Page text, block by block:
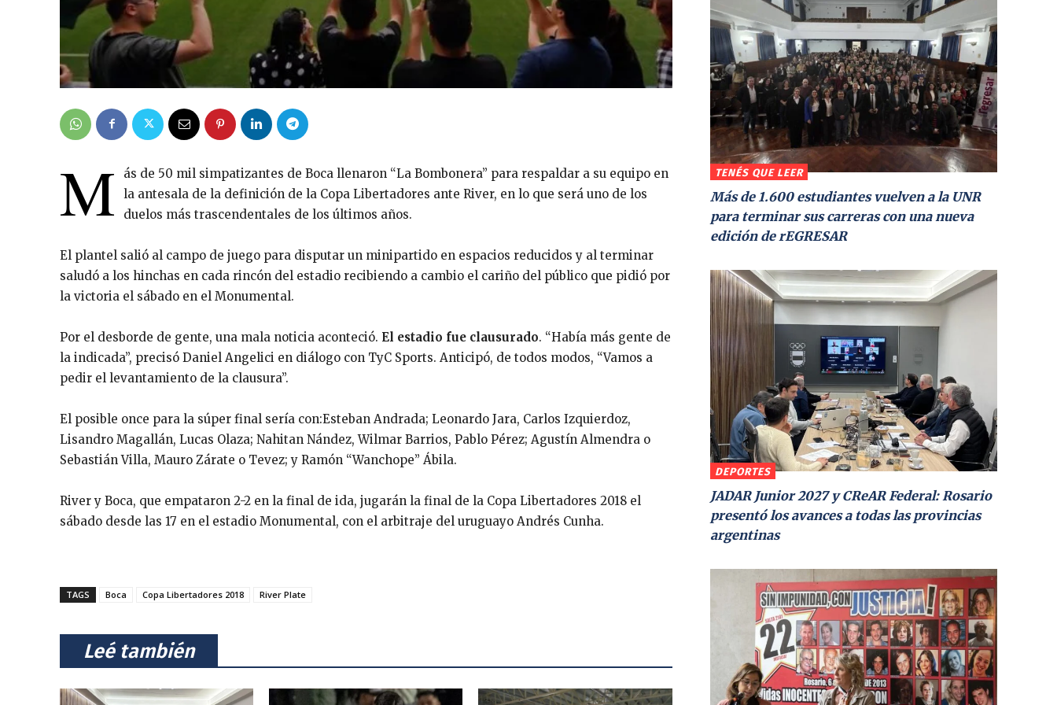
M
ás de 50 mil simpatizantes de Boca llenaron “La Bombonera” para respaldar a su equipo en
la antesala de la definición de la Copa Libertadores ante River, en lo que será uno de los
duelos más trascendentales de los últimos años.
El plantel salió al campo de juego para disputar un minipartido en espacios reducidos y al terminar
saludó a los hinchas en cada rincón del estadio recibiendo a cambio el cariño del público que pidió por
la victoria el sábado en el Monumental.
Por el desborde de gente, una mala noticia aconteció. El estadio fue clausurado. “Había más gente de
la indicada”, precisó Daniel Angelici en diálogo con TyC Sports. Anticipó, de todos modos, “Vamos a
pedir el levantamiento de la clausura”.
El posible once para la súper final sería con:Esteban Andrada; Leonardo Jara, Carlos Izquierdoz,
Lisandro Magallán, Lucas Olaza; Nahitan Nández, Wilmar Barrios, Pablo Pérez; Agustín Almendra o
Sebastián Villa, Mauro Zárate o Tevez; y Ramón “Wanchope” Ábila.
River y Boca, que empataron 2-2 en la final de ida, jugarán la final de la Copa Libertadores 2018 el
sábado desde las 17 en el estadio Monumental, con el arbitraje del uruguayo Andrés Cunha.
TAGS Boca Copa Libertadores 2018 River Plate
⠀Leé también⠀
TENÉS QUE LEER
Más de 1.600 estudiantes vuelven a la UNR
para terminar sus carreras con una nueva
edición de rEGRESAR
DEPORTES
JADAR Junior 2027 y CReAR Federal: Rosario
presentó los avances a todas las provincias
argentinas